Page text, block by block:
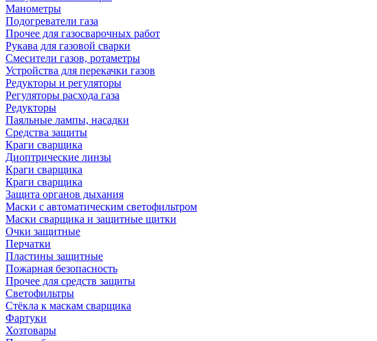
Манометры
Подогреватели газа
Прочее для газосварочных работ
Рукава для газовой сварки
Смесители газов, ротаметры
Устройства для перекачки газов
Редукторы и регуляторы
Регуляторы расхода газа
Редукторы
Паяльные лампы, насадки
Средства защиты
Краги сварщика
Диоптрические линзы
Краги сварщика
Краги сварщика
Защита органов дыхания
Маски с автоматическим светофильтром
Маски сварщика и защитные щитки
Очки защитные
Перчатки
Пластины защитные
Пожарная безопасность
Прочее для средств защиты
Светофильтры
Стёкла к маскам сварщика
Фартуки
Хозтовары